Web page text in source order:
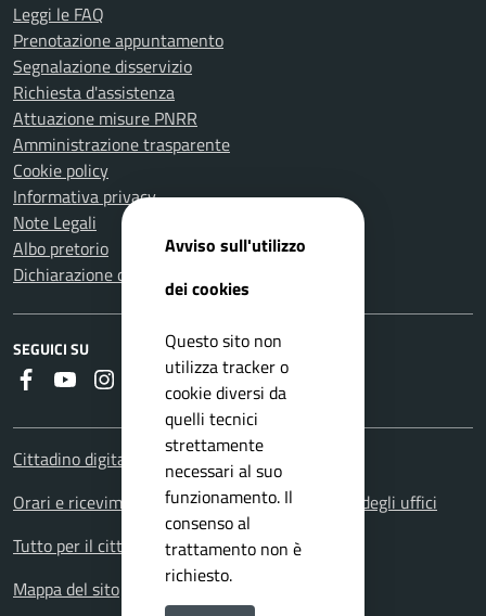
Leggi le FAQ
Prenotazione appuntamento
Segnalazione disservizio
Richiesta d'assistenza
Attuazione misure PNRR
Amministrazione trasparente
Cookie policy
Informativa privacy
Note Legali
Albo pretorio
Dichiarazione di accessibilità
SEGUICI SU
Faceboook
YoutubeInstagram
RSS
Cittadino digitale - PagoPA
Orari e ricevimenti. Orario apertura al pubblico degli uffici
Tutto per il cittadino: i servizi territoriali
Mappa del sito
Avviso sull'utilizzo
dei cookies
Questo sito non
utilizza tracker o
cookie diversi da
quelli tecnici
strettamente
necessari al suo
funzionamento. Il
consenso al
trattamento non è
richiesto.